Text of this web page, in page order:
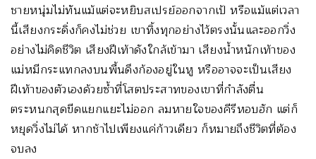
ชายหนุ่มไม่ทันแม้แต่จะหยิบสเปรย์ออกจากเป้ หรือแม้แต่เวลา
นี้เสียงกระดิ่งก็คงไม่ช่วย เขาทิ้งทุกอย่างไว้ตรงนั้นและออกวิ่ง
อย่างไม่คิดชีวิต เสียงฝีเท้าดังใกล้เข้ามา เสียงน้ำหนักเท้าของ
แม่หมีกระแทกลงบนพื้นดึงก้องอยู่ในหู หรืออาจจะเป็นเสียง
ฝีเท้าของตัวเองด้วยซ้ำที่โสตประสาทของเขาที่กำลังตื่น
ตระหนกสุดขีดแยกแยะไม่ออก ลมหายใจของคีรีหอบฮัก แต่ก็
หยุดวิ่งไม่ได้ หากช้าไปเพียงแค่ก้าวเดียว ก็หมายถึงชีวิตที่ต้อง
จบลง